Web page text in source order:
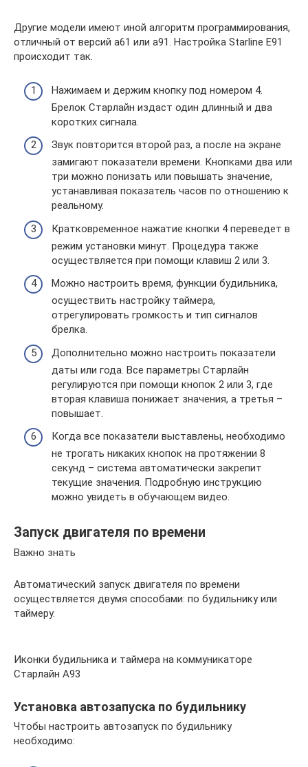
Другие модели имеют иной алгоритм программирования,
отличный от версий а61 или а91. Настройка Starline E91
происходит так.
Нажимаем и держим кнопку под номером 4.
Брелок Старлайн издаст один длинный и два
коротких сигнала.
Звук повторится второй раз, а после на экране
замигают показатели времени. Кнопками два или
три можно понизать или повышать значение,
устанавливая показатель часов по отношению к
реальному.
Кратковременное нажатие кнопки 4 переведет в
режим установки минут. Процедура также
осуществляется при помощи клавиш 2 или 3.
Можно настроить время, функции будильника,
осуществить настройку таймера,
отрегулировать громкость и тип сигналов
брелка.
Дополнительно можно настроить показатели
даты или года. Все параметры Старлайн
регулируются при помощи кнопок 2 или 3, где
вторая клавиша понижает значения, а третья –
повышает.
Когда все показатели выставлены, необходимо
не трогать никаких кнопок на протяжении 8
секунд – система автоматически закрепит
текущие значения. Подробную инструкцию
можно увидеть в обучающем видео.
Запуск двигателя по времени
Важно знать
Автоматический запуск двигателя по времени
осуществляется двумя способами: по будильнику или
таймеру.
Иконки будильника и таймера на коммуникаторе
Старлайн А93
Установка автозапуска по будильнику
Чтобы настроить автозапуск по будильнику
необходимо: